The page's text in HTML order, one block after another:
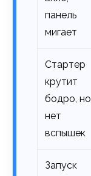
панель
мигает
Стартер
крутит
бодро, но
нет
вспышек
Запуск